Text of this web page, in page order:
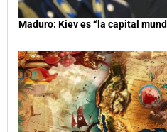
Maduro: Kiev es “la capital